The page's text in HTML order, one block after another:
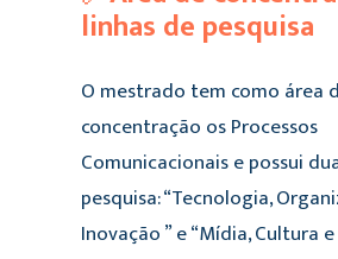
linhas de pesquisa
O mestrado tem como área
concentração os Processos
Comunicacionais e possui
pesquisa: “Tecnologia,
Inovação ” e “Mídia, Cultura